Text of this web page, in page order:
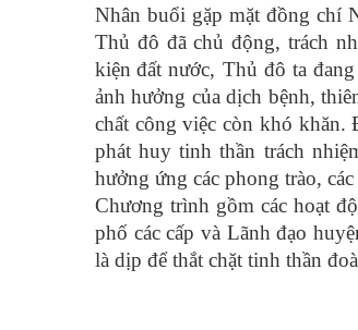
Nhân buổi gặp mặt đồng chí
Thủ đô đã chủ động, trách
kiện đất nước, Thủ đô ta
ảnh hưởng của dịch bệnh,
chất công việc còn khó
phát huy tinh thần trách
hưởng ứng các phong trào,
Chương trình gồm các hoạt
phố các cấp và Lãnh đạo
là dịp để thắt chặt tinh thần